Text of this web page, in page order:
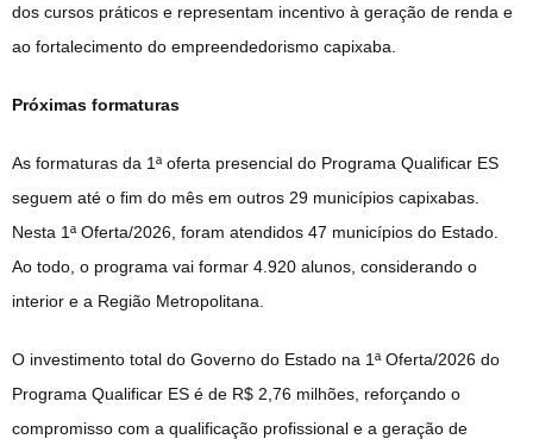
dos cursos práticos e representam incentivo à geração de renda e
ao fortalecimento do empreendedorismo capixaba.
Próximas formaturas
As formaturas da 1ª oferta presencial do Programa Qualificar ES
seguem até o fim do mês em outros 29 municípios capixabas.
Nesta 1ª Oferta/2026, foram atendidos 47 municípios do Estado.
Ao todo, o programa vai formar 4.920 alunos, considerando o
interior e a Região Metropolitana.
O investimento total do Governo do Estado na 1ª Oferta/2026 do
Programa Qualificar ES é de R$ 2,76 milhões, reforçando o
compromisso com a qualificação profissional e a geração de